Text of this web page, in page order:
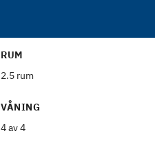
RUM
2.5 rum
VÅNING
4 av 4